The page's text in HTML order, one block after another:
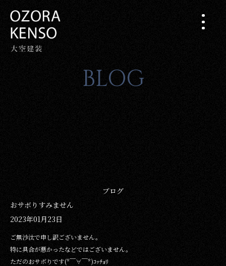
BLOG
ブログ
おサボりすみません
2023年01月23日
ご無沙汰で申し訳ございません。
特に具合が悪かったなどではございません。
ただのおサボりです(*￣∀￣*)ｺｯﾁｮﾘ